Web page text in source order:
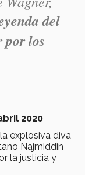
del
por los
2020
explosiva diva
Najmiddin
la justicia y